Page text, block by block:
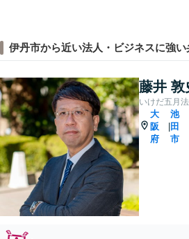
伊丹市から近い法人・ビジネスに強い
藤井 敦
いけだ五月
大
阪
府
池
田
市